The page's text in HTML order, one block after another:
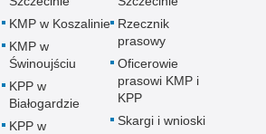
KMP w Koszalinie
KMP w
Świnoujściu
KPP w
Białogardzie
KPP w
Rzecznik
prasowy
Oficerowie
prasowi KMP i
KPP
Skargi i wnioski